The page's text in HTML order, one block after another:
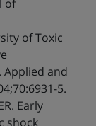
of
of Toxic
Applied and
5.
Early
shock